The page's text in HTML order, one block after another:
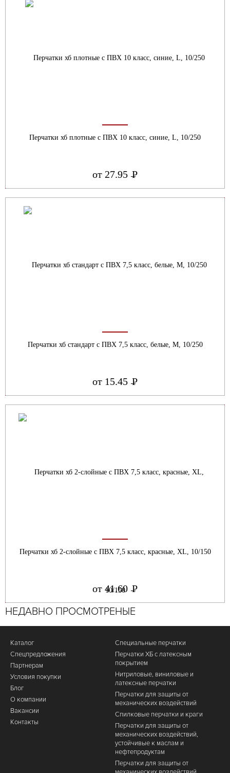
Перчатки хб плотные с ПВХ 10 класс, синие, L, 10/250
от 27.95 Р
УБ.
Перчатки хб стандарт с ПВХ 7,5 класс, белые, М, 10/250
от 15.45 Р
УБ.
Перчатки хб 2-слойные с ПВХ 7,5 класс, красные, ХL, 10/150
от 41.60 Р
УБ.
НЕДАВНО ПРОСМОТРЕНЫЕ
Каталог
Спецпредложения
Партнерам
Условия покупки
Блог
О компании
Вакансии
Контакты
Специальные перчатки
Перчатки ХБ с латексным
покрытием
Нитриловые, виниловые и
латексные перчатки
Перчатки для защиты от
механических воздействий
Cпилковые перчатки и краги
Перчатки для защиты от
механических воздействий,
устойчивые к маслам и
нефтепродуктам
Перчатки для защиты от